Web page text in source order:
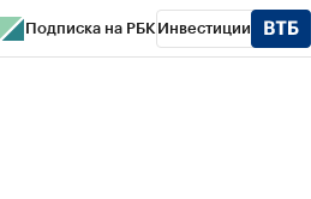
Подписка на РБК Инвестиции